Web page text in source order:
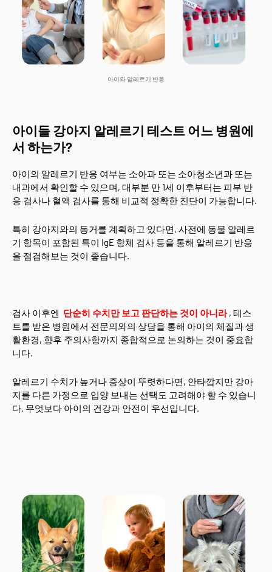
아이와 알레르기 반응
아이들 강아지 알레르기 테스트 어느 병원에
서 하는가?
아이의 알레르기 반응 여부는 소아과 또는 소아청소년과 또는
내과에서 확인할 수 있으며, 대부분 만 1세 이후부터는 피부 반
응 검사나 혈액 검사를 통해 비교적 정확한 진단이 가능합니다.
특히 강아지와의 동거를 계획하고 있다면, 사전에 동물 알레르
기 항목이 포함된 특이 IgE 항체 검사 등을 통해 알레르기 반응
을 점검해보는 것이 좋습니다.
검사 이후엔 단순히 수치만 보고 판단하는 것이 아니라 , 테스
트를 받은 병원에서 전문의와의 상담을 통해 아이의 체질과 생
활환경, 향후 주의사항까지 종합적으로 논의하는 것이 중요합
니다.
알레르기 수치가 높거나 증상이 뚜렷하다면, 안타깝지만 강아
지를 다른 가정으로 입양 보내는 선택도 고려해야 할 수 있습니
다. 무엇보다 아이의 건강과 안전이 우선입니다.